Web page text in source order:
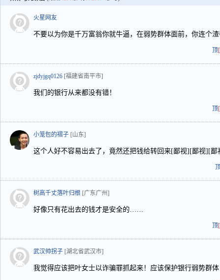
火星网友
不要以为你是千万富翁你就牛逼，在弱势群体面前，你连个
顶
zjdyjgq0126 [福建省南平市]
我们的银行从来都没有错！
顶
小笼包的褶子 [山东]
这个人好不容易出去了，竟然还把钱给转回来[鄙视][鄙视][
树高千丈落叶归根 [广东广州]
好像只有花出去的钱才是安全的……
顶
武汉帅拐子 [湖北省武汉市]
我觉得应该把叶女士以诈骗罪抓起来！应该保护银行弱势群